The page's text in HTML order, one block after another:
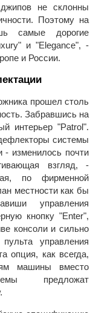
не склонны
Поэтому на
самые дорогие
и "Elegance", -
и России.
прошел столь
Забравшись на
интерьер "Patrol".
системы
- изменилось почти
взгляд, -
по фирменной
местности как бы
управления
кнопку "Еnter",
консоли и сильно
управления
опция, как всегда,
машины вместо
предложат